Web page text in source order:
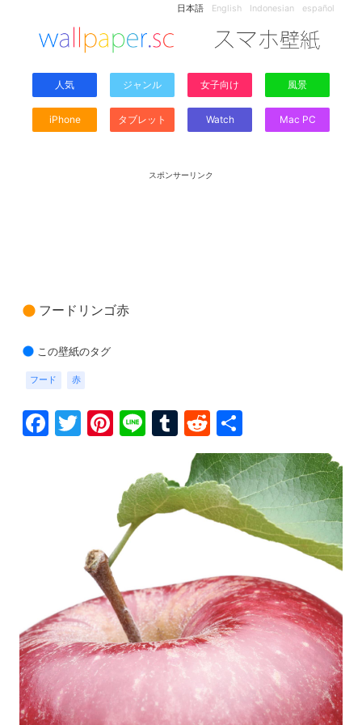
日本語 English Indonesian español
人気 ジャンル 女子向け 風景
iPhone タブレット Watch Mac PC
スポンサーリンク
フードリンゴ赤
この壁紙のタグ
フード 赤
Facebook
Twitter
Pinterest
LineTumblr
Reddit
有